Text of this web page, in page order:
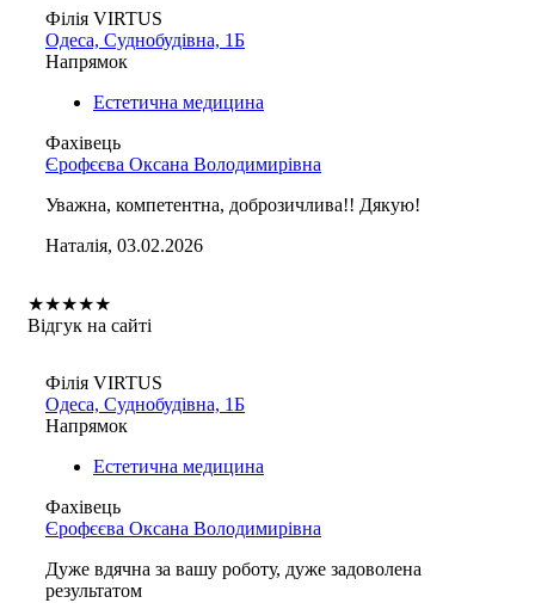
Філія VIRTUS
Одеса, Суднобудівна, 1Б
Напрямок
Естетична медицина
Фахівець
Єрофєєва Оксана Володимирівна
Уважна, компетентна, доброзичлива!! Дякую!
Наталія, 03.02.2026
★★★★★
Відгук на сайті
Філія VIRTUS
Одеса, Суднобудівна, 1Б
Напрямок
Естетична медицина
Фахівець
Єрофєєва Оксана Володимирівна
Дуже вдячна за вашу роботу, дуже задоволена
результатом